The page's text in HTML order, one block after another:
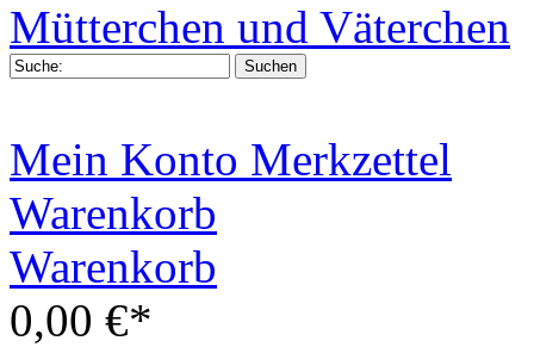
Mütterchen und Väterchen
Mein Konto Merkzettel
Warenkorb
Warenkorb
0,00 €*